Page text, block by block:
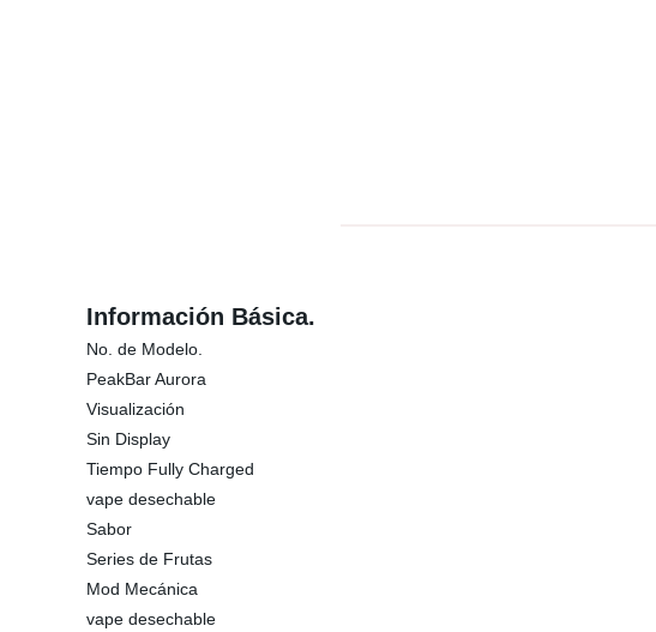
Información Básica.
No. de Modelo.
PeakBar Aurora
Visualización
Sin Display
Tiempo Fully Charged
vape desechable
Sabor
Series de Frutas
Mod Mecánica
vape desechable